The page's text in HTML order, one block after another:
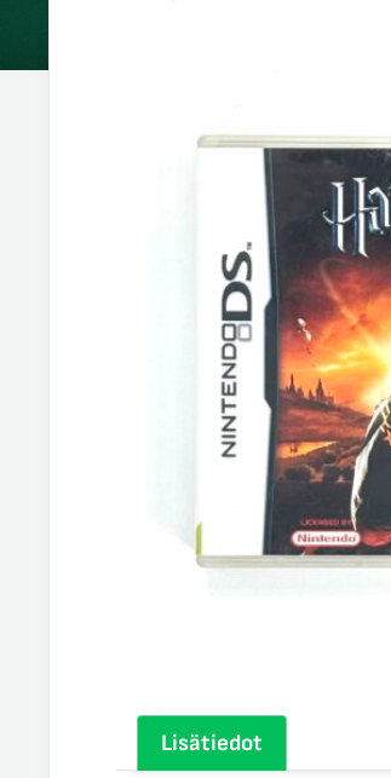
Lisätiedot